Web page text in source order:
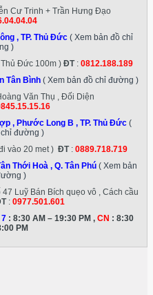
Cư Trinh + Trần Hưng Đạo
, TP. Thủ Đức( Xem bản đồ chỉ
)
Đức 100m ) ĐT: 0812.188.189
Tân Bình ( Xem bản đồ chỉ đường )
Văn Thụ , Đối Diện
, Phước Long B , TP. Thủ Đức (
đường )
vào 20 met ) ĐT: 0889.718.719
Thới Hoà , Q. Tân Phú ( Xem bản
)
Luỹ Bán Bích quẹo vô , Cách cầu
: 0977.501.601
: 8:30 AM – 19:30 PM , CN : 8:30
PM